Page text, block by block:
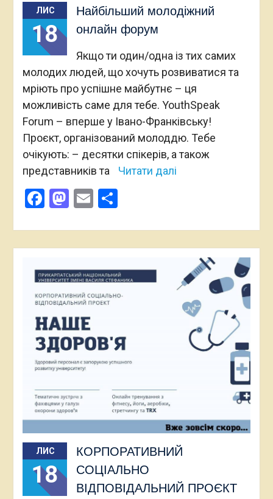
ЛИС
18
Найбільший молодіжний
онлайн форум
Якщо ти один/одна із тих самих
молодих людей, що хочуть розвиватися та
мріють про успішне майбутнє – ця
можливість саме для тебе. YouthSpeak
Forum – вперше у Івано-Франківську!
Проєкт, організований молоддю. Тебе
очікують: – десятки спікерів, а також
представників та
Читати далі
Facebook
Mastodon
EmailПоділитися
ЛИС
18
КОРПОРАТИВНИЙ
СОЦІАЛЬНО
ВІДПОВІДАЛЬНИЙ ПРОЄКТ